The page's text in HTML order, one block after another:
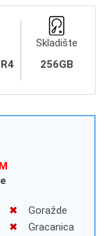
Skladište
256GB
Goražde
Gracanica